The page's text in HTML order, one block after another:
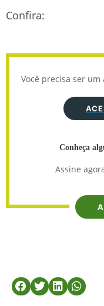
Confira:
Você precisa ser
Conheça
Assine